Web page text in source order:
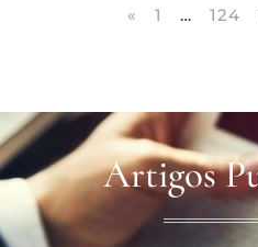
« 1 … 124
Artigos